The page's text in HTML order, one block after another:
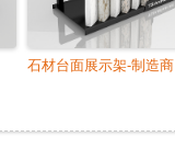
石材台面展示架-制造商